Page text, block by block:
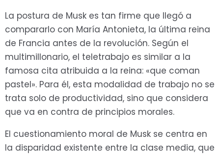
La postura de Musk es tan firme que llegó a
compararlo con María Antonieta, la última reina
de Francia antes de la revolución. Según el
multimillonario, el teletrabajo es similar a la
famosa cita atribuida a la reina: «que coman
pastel». Para él, esta modalidad de trabajo no se
trata solo de productividad, sino que considera
que va en contra de principios morales.
El cuestionamiento moral de Musk se centra en
la disparidad existente entre la clase media, que